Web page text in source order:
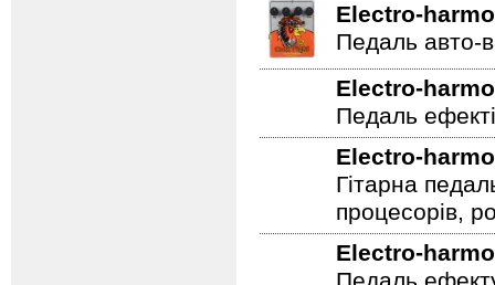
Electro-
Педаль авто-
Electro-
Педаль
Electro-
Гітарна
процесорів,